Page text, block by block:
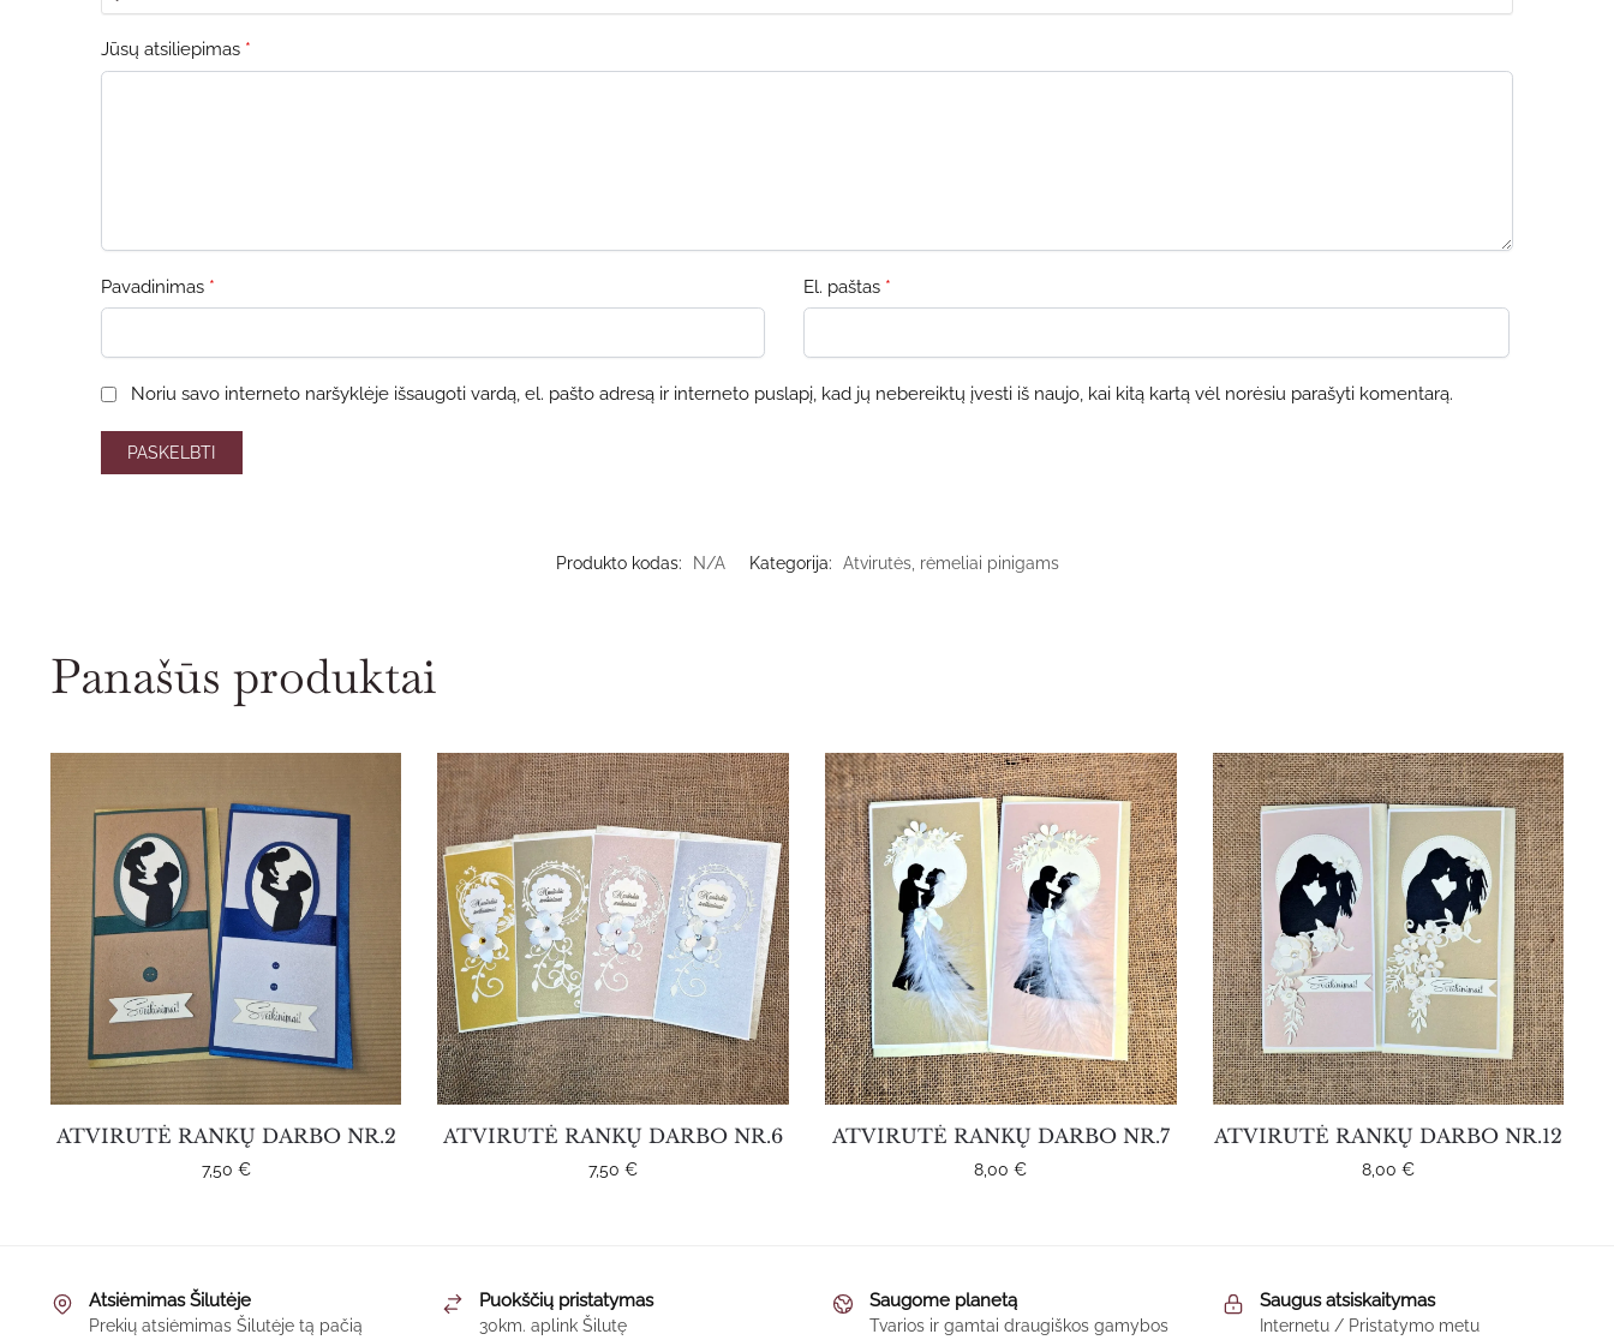
Jūsų atsiliepimas *
Pavadinimas * El. paštas *
Noriu savo interneto naršyklėje išsaugoti vardą, el. pašto adresą ir interneto puslapį, kad jų nebereiktų įvesti iš naujo, kai kitą kartą vėl norėsiu parašyti komentarą.
Produkto kodas: N/A Kategorija: Atvirutės, rėmeliai pinigams
Panašūs produktai
ATVIRUTĖ RANKŲ DARBO NR.2
7,50 €
product
has
ATVIRUTĖ RANKŲ DARBO NR.6
7,50€
has
ATVIRUTĖ RANKŲ DARBO NR.7
8,00€
product
has
ATVIRUTĖ RANKŲ DARBO NR.12
8,00 €
product
has
Atsiėmimas Šilutėje
Prekių atsiėmimas Šilutėje tą pačią
Puokščių pristatymas
30km. aplink Šilutę
Saugome planetą
Tvarios ir gamtai draugiškos gamybos
Saugus atsiskaitymas
Internetu / Pristatymo metu